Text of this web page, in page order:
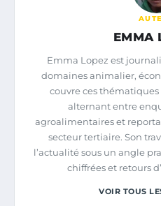
EMMA
Emma Lopez est
domaines animalier,
couvre ces
alternant entre
agroalimentaires et
secteur tertiaire. Son
l’actualité sous un angle
chiffrées et retours
VOIR TOUS